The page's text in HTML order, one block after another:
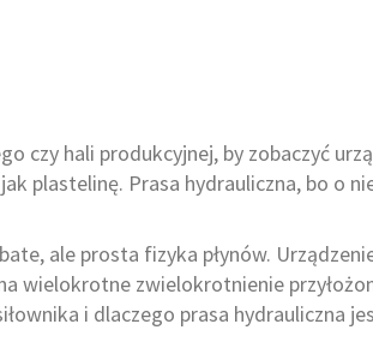
czy hali produkcyjnej, by zobaczyć
plastelinę. Prasa hydrauliczna, bo o
ale prosta fizyka płynów.
wielokrotne zwielokrotnienie
i dlaczego prasa hydrauliczna